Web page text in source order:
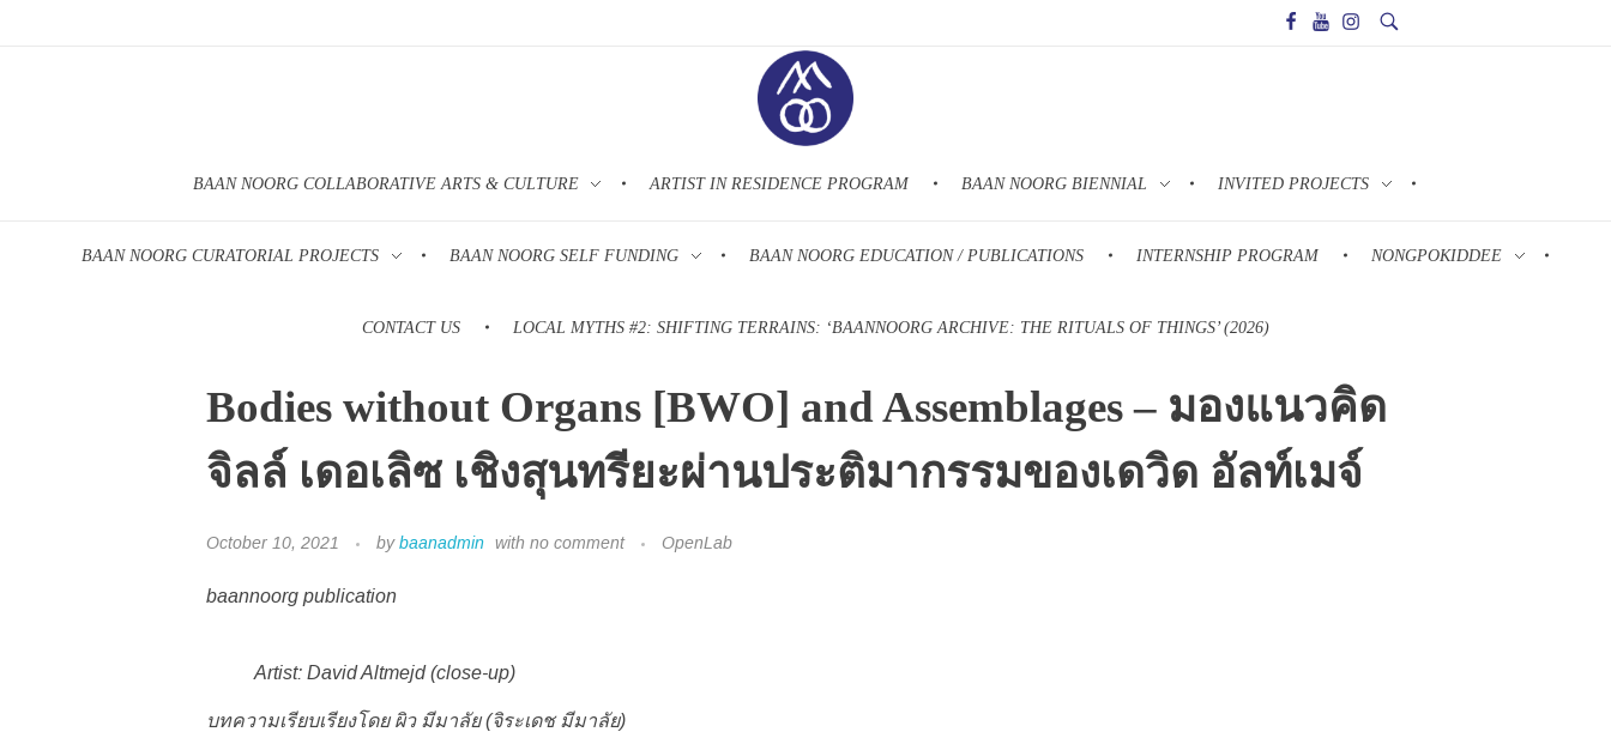
BAAN NOORG COLLABORATIVE ARTS & CULTURE ARTIST IN RESIDENCE PROGRAM BAAN NOORG BIENNIAL INVITED PROJECTS
BAAN NOORG CURATORIAL PROJECTS BAAN NOORG SELF FUNDING BAAN NOORG EDUCATION / PUBLICATIONS INTERNSHIP PROGRAM NONGPOKIDDEE
CONTACT US LOCAL MYTHS #2: SHIFTING TERRAINS: ‘BAANNOORG ARCHIVE: THE RITUALS OF THINGS’ (2026)
Bodies without Organs [BWO] and Assemblages – มองแนวคิด
จิลล์ เดอเลิซ เชิงสุนทรียะผ่านประติมากรรมของเดวิด อัลท์เมจ์
October 10, 2021 by baanadmin with no comment OpenLab
baannoorg publication
Artist: David Altmejd (close-up)
บทความเรียบเรียงโดย ผิว มีมาลัย(จิระเดช มีมาลัย)